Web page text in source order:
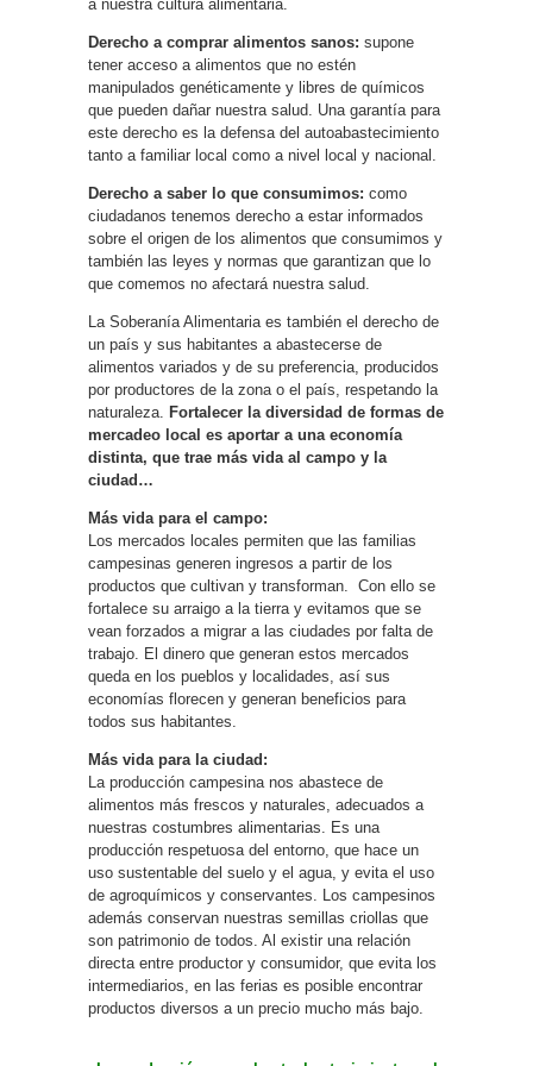
a nuestra cultura alimentaria.
Derecho a comprar alimentos sanos: supone
tener acceso a alimentos que no estén
manipulados genéticamente y libres de químicos
que pueden dañar nuestra salud. Una garantía para
este derecho es la defensa del autoabastecimiento
tanto a familiar local como a nivel local y nacional.
Derecho a saber lo que consumimos: como
ciudadanos tenemos derecho a estar informados
sobre el origen de los alimentos que consumimos y
también las leyes y normas que garantizan que lo
que comemos no afectará nuestra salud.
La Soberanía Alimentaria es también el derecho de
un país y sus habitantes a abastecerse de
alimentos variados y de su preferencia, producidos
por productores de la zona o el país, respetando la
naturaleza. Fortalecer la diversidad de formas de
mercadeo local es aportar a una economía
distinta, que trae más vida al campo y la
ciudad…
Más vida para el campo:
Los mercados locales permiten que las familias
campesinas generen ingresos a partir de los
productos que cultivan y transforman. Con ello se
fortalece su arraigo a la tierra y evitamos que se
vean forzados a migrar a las ciudades por falta de
trabajo. El dinero que generan estos mercados
queda en los pueblos y localidades, así sus
economías florecen y generan beneficios para
todos sus habitantes.
Más vida para la ciudad:
La producción campesina nos abastece de
alimentos más frescos y naturales, adecuados a
nuestras costumbres alimentarias. Es una
producción respetuosa del entorno, que hace un
uso sustentable del suelo y el agua, y evita el uso
de agroquímicos y conservantes. Los campesinos
además conservan nuestras semillas criollas que
son patrimonio de todos. Al existir una relación
directa entre productor y consumidor, que evita los
intermediarios, en las ferias es posible encontrar
productos diversos a un precio mucho más bajo.